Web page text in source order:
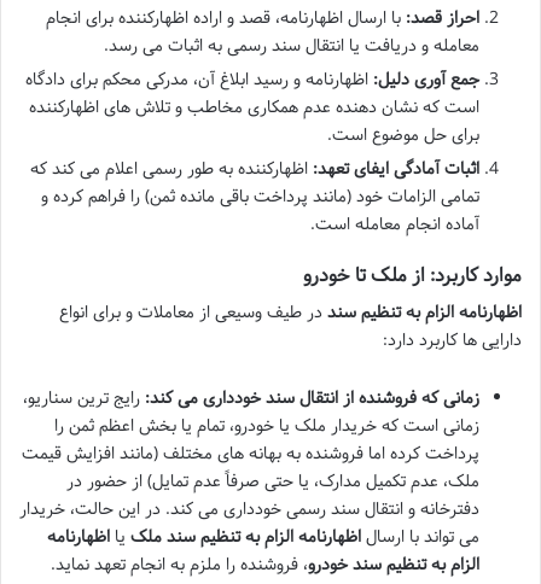
احراز قصد: با ارسال اظهارنامه، قصد و اراده اظهارکننده برای انجام
معامله و دریافت یا انتقال سند رسمی به اثبات می رسد.
جمع آوری دلیل: اظهارنامه و رسید ابلاغ آن، مدرکی محکم برای دادگاه
است که نشان دهنده عدم همکاری مخاطب و تلاش های اظهارکننده
برای حل موضوع است.
اثبات آمادگی ایفای تعهد: اظهارکننده به طور رسمی اعلام می کند که
تمامی الزامات خود (مانند پرداخت باقی مانده ثمن) را فراهم کرده و
آماده انجام معامله است.
موارد کاربرد: از ملک تا خودرو
اظهارنامه الزام به تنظیم سند در طیف وسیعی از معاملات و برای انواع
دارایی ها کاربرد دارد:
زمانی که فروشنده از انتقال سند خودداری می کند: رایج ترین سناریو،
زمانی است که خریدار ملک یا خودرو، تمام یا بخش اعظم ثمن را
پرداخت کرده اما فروشنده به بهانه های مختلف (مانند افزایش قیمت
ملک، عدم تکمیل مدارک، یا حتی صرفاً عدم تمایل) از حضور در
دفترخانه و انتقال سند رسمی خودداری می کند. در این حالت، خریدار
می تواند با ارسالاظهارنامه الزام به تنظیم سند ملک یا اظهارنامه
الزام به تنظیم سند خودرو، فروشنده را ملزم به انجام تعهد نماید.